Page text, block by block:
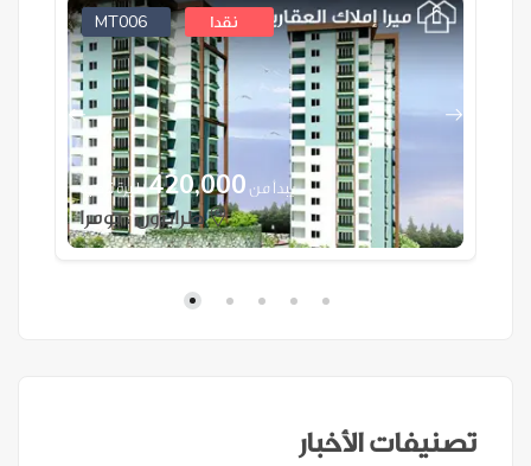
MT006 نقدا
يبدأ من 420,000/ ليرة تركية
طرابزون ، يومرا
تصنيفات الأخبار